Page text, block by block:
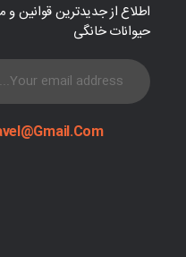
اطلاع از جدیدترین قوانین
حیوانات خانگی